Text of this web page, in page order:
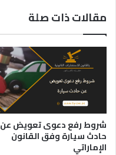
مقالات ذات صلة
شروط رفع دعوى تعويض عن
حادث سيارة وفق القانون
الإماراتي